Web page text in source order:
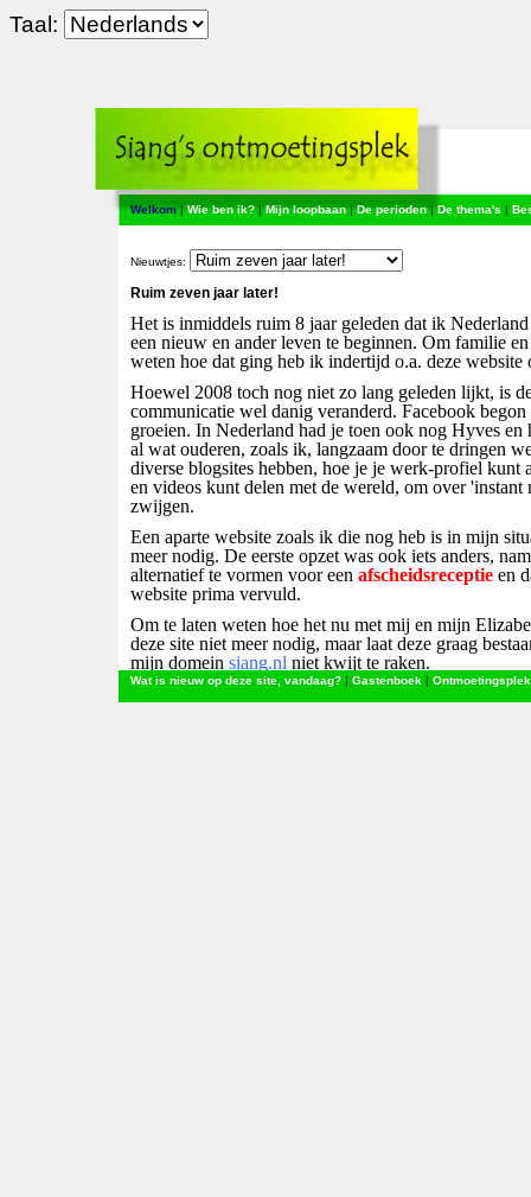
Taal:
Welkom|Wie ben ik?|Mijn loopbaan|De perioden|De thema's |
Nieuwtjes:
Ruim zeven jaar later!
Het is inmiddels ruim 8 jaar geleden dat ik
een nieuw en ander leven te beginnen. Om familie
weten hoe dat ging heb ik indertijd o.a. deze website
Hoewel 2008 toch nog niet zo lang geleden lijkt, is
communicatie wel danig veranderd. Facebook begon
groeien. In Nederland had je toen ook nog Hyves en
al wat ouderen, zoals ik, langzaam door te dringen
diverse blogsites hebben, hoe je je werk-profiel kunt
en videos kunt delen met de wereld, om over 'instant
zwijgen.
Een aparte website zoals ik die nog heb is in mijn
meer nodig. De eerste opzet was ook iets anders,
alternatief te vormen voor een afscheidsreceptie en
website prima vervuld.
Om te laten weten hoe het nu met mij en mijn
deze site niet meer nodig, maar laat deze graag
mijn domein siang.nl niet kwijt te raken.
Voor wie dat wil weten is er facebook, mijn
fotosite
Wat is nieuw op deze site, vandaag? | Gastenboek | Ontmoetingsplek